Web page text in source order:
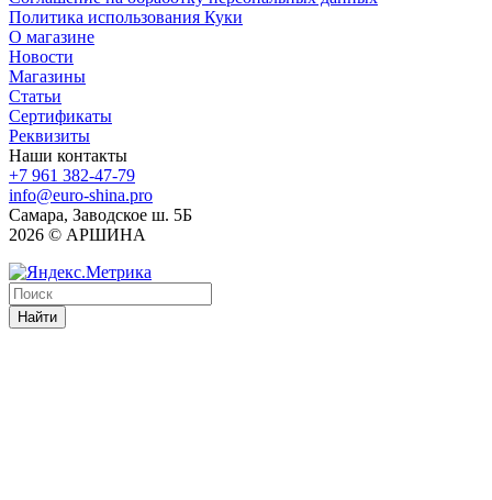
Политика использования Куки
О магазине
Новости
Магазины
Статьи
Сертификаты
Реквизиты
Наши контакты
+7 961 382-47-79
info@euro-shina.pro
Самара, Заводское ш. 5Б
2026 © АРШИНА
Найти